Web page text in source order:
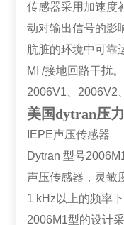
传感器采用加速度
动对输出信号的影
肮脏的环境中可靠
MI /接地回路干扰。
2006V1、2006V2
美国dytran压
IEPE声压传感器
Dytran 型号
声压传感器，灵敏
1 kHz以上的频率
2006M1型的设计